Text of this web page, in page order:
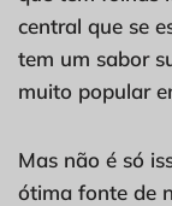
central que se
tem um sabor
muito popular
Mas não é só
ótima fonte de